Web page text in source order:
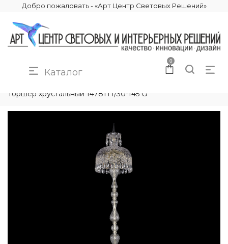
Добро пожаловать - «Арт Центр Световых Решений»
Каталог
0
Торшер хрустальный 14781T1/30-145 G